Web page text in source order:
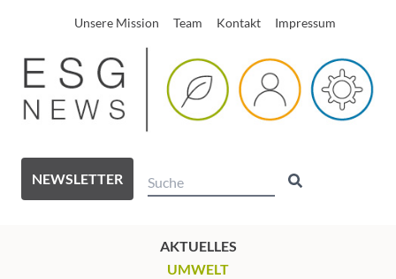
Unsere Mission Team Kontakt Impressum
NEWSLETTER
AKTUELLES
UMWELT